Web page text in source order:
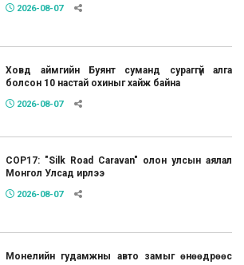
2026-08-07
Ховд аймгийн Буянт суманд сураггүй алга
болсон 10 настай охиныг хайж байна
2026-08-07
COP17: "Silk Road Caravan" олон улсын аялал
Монгол Улсад ирлээ
2026-08-07
Монелийн гудамжны авто замыг өнөөдрөөс